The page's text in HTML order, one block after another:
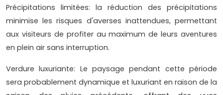
Précipitations limitées: la réduction des précipitations
minimise les risques d'averses inattendues, permettant
aux visiteurs de profiter au maximum de leurs aventures
en plein air sans interruption.
Verdure luxuriante: Le paysage pendant cette période
sera probablement dynamique et luxuriant en raison de la